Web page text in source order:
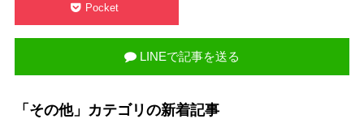
Pocket
LINEで記事を送る
「その他」カテゴリの新着記事